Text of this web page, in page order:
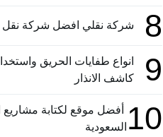
8 شركة نقلي افضل شركة
9
انواع طفايات الحريق
كاشف الانذار
10
أفضل موقع لكتابة
السعودية